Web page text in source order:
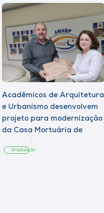
Acadêmicos de Arquitetura
e Urbanismo desenvolvem
projeto para modernização
da Casa Mortuária de
Graduação